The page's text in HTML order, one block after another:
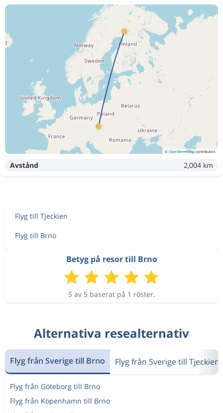
©OpenStreetMapcontributors
Avstånd 2,004 km
Flyg till Tjeckien
Flyg till Brno
Betyg på resor till Brno
5 av 5 baserat på 1 röster.
Alternativa resealternativ
Flyg från Sverige till Brno Flyg från Sverige till Tjeckien
Flyg från Göteborg till Brno
Flyg från Köpenhamn till Brno